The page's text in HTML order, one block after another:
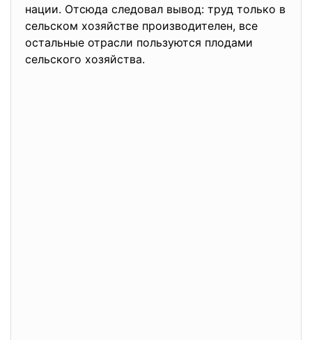
нации. Отсюда следовал вывод: труд только в
сельском хозяйстве производителен, все
остальные отрасли пользуются плодами
сельского хозяйства.